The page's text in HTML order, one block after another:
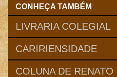
CONHEÇA TAMBÉM
LIVRARIA COLEGIAL
CARIRIENSIDADE
COLUNA DE RENATO